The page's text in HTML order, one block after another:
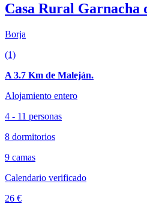
Casa Rural Garnacha
Borja
(1)
A 3.7 Km de Maleján.
Alojamiento entero
4 - 11 personas
8 dormitorios
9 camas
Calendario verificado
26 €